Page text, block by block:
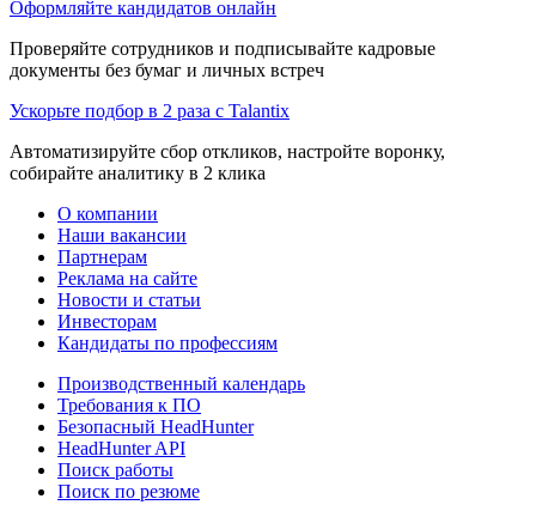
Оформляйте кандидатов онлайн
Проверяйте сотрудников и подписывайте кадровые
документы без бумаг и личных встреч
Ускорьте подбор в 2 раза с Talantix
Автоматизируйте сбор откликов, настройте воронку,
собирайте аналитику в 2 клика
О компании
Наши вакансии
Партнерам
Реклама на сайте
Новости и статьи
Инвесторам
Кандидаты по профессиям
Производственный календарь
Требования к ПО
Безопасный HeadHunter
HeadHunter API
Поиск работы
Поиск по резюме